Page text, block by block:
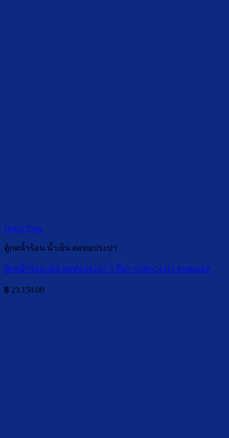
Quick View
ตู้กดน้ำร้อน น้ำเย็น ต่อท่อประปา
ตู้กดน้ำร้อน-เย็น ต่อท่อประปา 5 ก๊อก S500-C4-H1 สแตนเลส
฿ 23,150.00